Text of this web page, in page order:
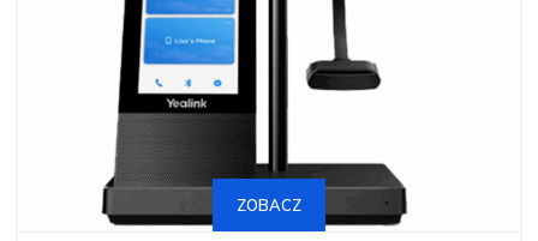
ZOBACZ
Ten
produkt
wiele
wariantów.